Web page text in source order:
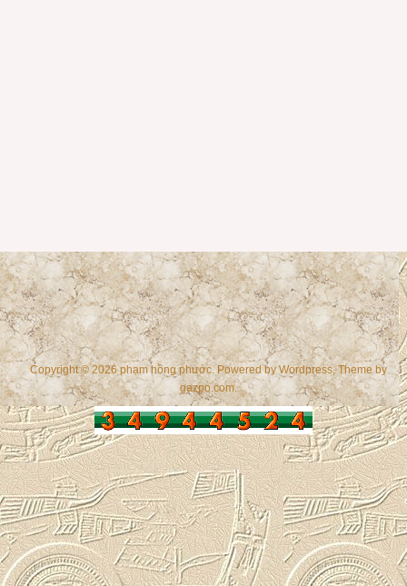
Copyright © 2026 phạm hồng phước. Powered byWordpress, Theme by
gazpo.com.